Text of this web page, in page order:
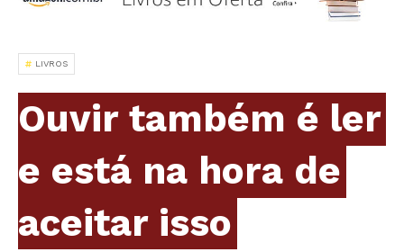
LIVROS
Ouvir também é ler
e está na hora de
aceitar isso